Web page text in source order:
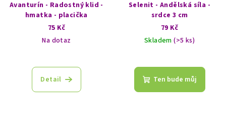
Avanturín - Radostný klid -
hmatka - placička
75 Kč
Na dotaz
Detail
Selenit - Andělská síla -
srdce 3 cm
79 Kč
Skladem(>5 ks)
Ten bude můj